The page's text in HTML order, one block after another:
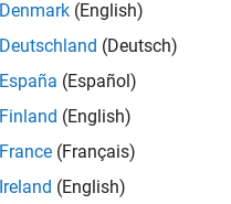
Denmark (English)
Deutschland (Deutsch)
España (Español)
Finland (English)
France (Français)
Ireland (English)